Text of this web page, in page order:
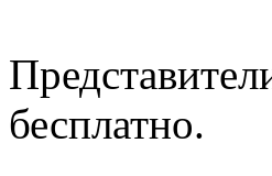
бесплатно.